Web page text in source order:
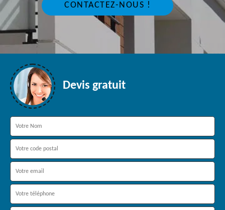
CONTACTEZ-NOUS !
Devis gratuit